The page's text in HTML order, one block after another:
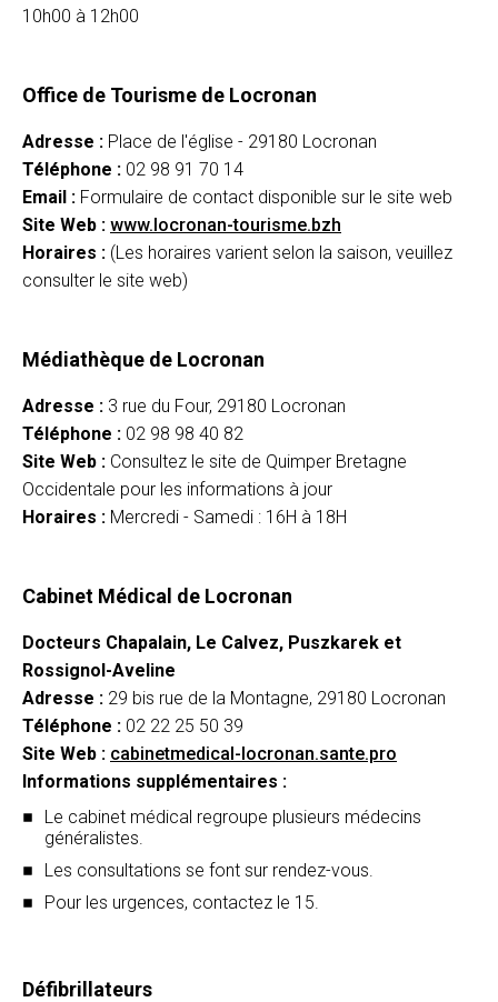
10h00 à 12h00
Office de Tourisme de Locronan
Adresse : Place de l'église - 29180 Locronan
Téléphone : 02 98 91 70 14
Email : Formulaire de contact disponible sur le site web
Site Web : www.locronan-tourisme.bzh
Horaires : (Les horaires varient selon la saison, veuillez
consulter le site web)
Médiathèque de Locronan
Adresse : 3 rue du Four, 29180 Locronan
Téléphone : 02 98 98 40 82
Site Web : Consultez le site de Quimper Bretagne
Occidentale pour les informations à jour
Horaires : Mercredi - Samedi : 16H à 18H
Cabinet Médical de Locronan
Docteurs Chapalain, Le Calvez, Puszkarek et
Rossignol-Aveline
Adresse : 29 bis rue de la Montagne, 29180 Locronan
Téléphone : 02 22 25 50 39
Site Web : cabinetmedical-locronan.sante.pro
Informations supplémentaires :
Le cabinet médical regroupe plusieurs médecins
généralistes.
Les consultations se font sur rendez-vous.
Pour les urgences, contactez le 15.
Défibrillateurs